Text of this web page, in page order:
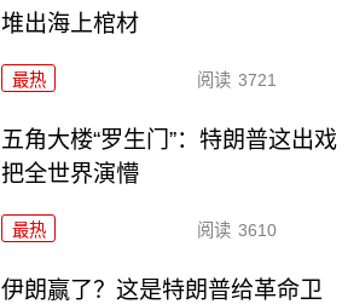
堆出海上棺材
最热 阅读 3721
五角大楼“罗生门”：特朗普这出戏
把全世界演懵
最热 阅读 3610
伊朗赢了？这是特朗普给革命卫